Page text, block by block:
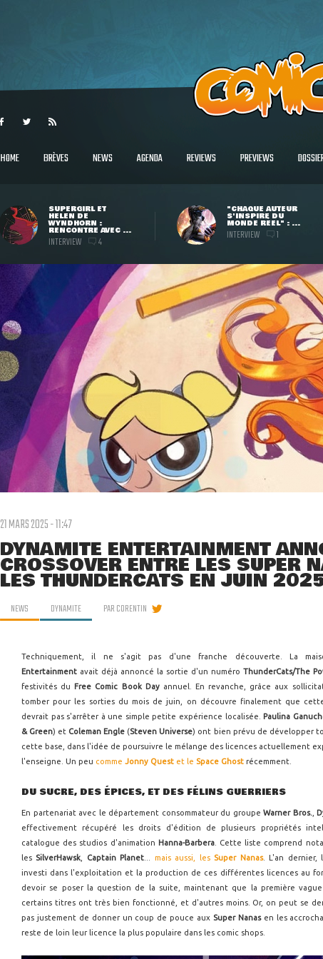
HOME BRÈVES NEWS AGENDA REVIEWS PREVIEWS
SUPERGIRL ET
HELEN DE
WYNDHORN :
RENCONTRE AVEC ...
INTERVIEW 4
"CHAQUE AUTEUR
S'INSPIRE DU
MONDE RÉEL" : ...
INTERVIEW 1
21 MARS 2025 - 11:47
DYNAMITE ENTERTAINMENT
CROSSOVER ENTRE LES SUPER
LES THUNDERCATS EN JUIN
NEWS DYNAMITE PARCORENTIN
Techniquement, il ne s'agit pas d'une franche découverte. La
Entertainment avait déjà annoncé la sortie d'un numéro ThunderCats/The
festivités du Free Comic Book Dayannuel. En revanche, grâce aux
tomber pour les sorties du mois de juin, on découvre finalement que
devrait pas s'arrêter à une simple petite expérience localisée. Paulina
& Green) et Coleman Engle (Steven Universe) ont bien prévu de développer
cette base, dans l'idée de poursuivre le mélange des licences actuellement
l'enseigne. Un peu comme Jonny Quest et le Space Ghost récemment.
DU SUCRE, DES ÉPICES, ET DES FÉLINS GUERRIERS
En partenariat avec le département consommateur du groupe Warner Bros.
effectivement récupéré les droits d'édition de plusieurs propriétés
catalogue des studios d'animation Hanna-Barbera. Cette liste comprend
les SilverHawsk Captain Planet mais aussi, les Super Nanas. L'an dernier,
investi dans l'exploitation et la production de ces différentes licences au
devoir se poser la question de la suite, maintenant que la première vague
certains titres ont très bien fonctionné, et d'autres moins. Or, on peut se
pas justement de donner un coup de pouce aux Super Nanasen les
reste de loin leur licence la plus populaire dans les comic shops.